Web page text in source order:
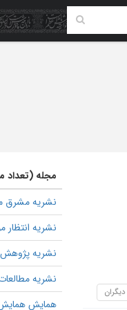
مجله (تعداد
نشریه مشرق
نشریه انتظار
نشریه پژوهش
نشریه
همایش همایش